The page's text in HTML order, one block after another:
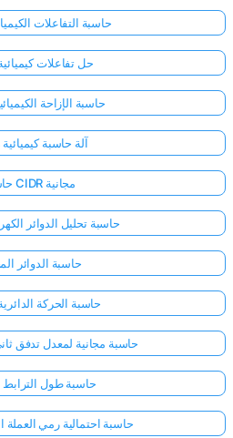
حاسبة التفاعلات
حل تفاعلات
حاسبة الإزاحة
آلة حاسبة كيميائية
حاسبة CIDR مجانية
حاسبة تحليل الدوائر
حاسبة الدوائر
حاسبة الحركة
حاسبة مجانية لمعدل تدفق
حاسبة طول الترابط
حاسبة احتمالية رمي العملة